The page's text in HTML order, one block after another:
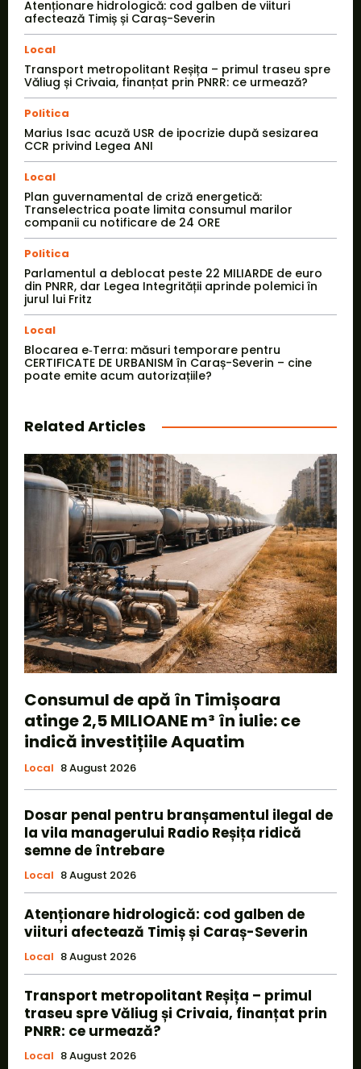
Atenționare hidrologică: cod galben de viituri
afectează Timiș și Caraș-Severin
Local
Transport metropolitant Reșița – primul traseu spre
Văliug și Crivaia, finanțat prin PNRR: ce urmează?
Politica
Marius Isac acuză USR de ipocrizie după sesizarea
CCR privind Legea ANI
Local
Plan guvernamental de criză energetică:
Transelectrica poate limita consumul marilor
companii cu notificare de 24 ORE
Politica
Parlamentul a deblocat peste 22 MILIARDE de euro
din PNRR, dar Legea Integrității aprinde polemici în
jurul lui Fritz
Local
Blocarea e‑Terra: măsuri temporare pentru
CERTIFICATE DE URBANISM în Caraș-Severin – cine
poate emite acum autorizațiile?
Related Articles
Consumul de apă în Timișoara
atinge 2,5 MILIOANE m³ în iulie: ce
indică investițiile Aquatim
Local 8 August 2026
Dosar penal pentru branșamentul ilegal de
la vila managerului Radio Reșița ridică
semne de întrebare
Local 8 August 2026
Atenționare hidrologică: cod galben de
viituri afectează Timiș și Caraș-Severin
Local 8 August 2026
Transport metropolitant Reșița – primul
traseu spre Văliug și Crivaia, finanțat prin
PNRR: ce urmează?
Local 8 August 2026